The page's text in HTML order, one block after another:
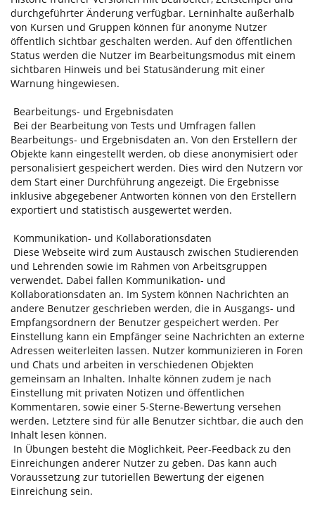
durchgeführter Änderung verfügbar. Lerninhalte außerhalb
von Kursen und Gruppen können für anonyme Nutzer
öffentlich sichtbar geschalten werden. Auf den öffentlichen
Status werden die Nutzer im Bearbeitungsmodus mit einem
sichtbaren Hinweis und bei Statusänderung mit einer
Warnung hingewiesen.
Bearbeitungs- und Ergebnisdaten
Bei der Bearbeitung von Tests und Umfragen fallen
Bearbeitungs- und Ergebnisdaten an. Von den Erstellern der
Objekte kann eingestellt werden, ob diese anonymisiert oder
personalisiert gespeichert werden. Dies wird den Nutzern vor
dem Start einer Durchführung angezeigt. Die Ergebnisse
inklusive abgegebener Antworten können von den Erstellern
exportiert und statistisch ausgewertet werden.
Kommunikation- und Kollaborationsdaten
Diese Webseite wird zum Austausch zwischen Studierenden
und Lehrenden sowie im Rahmen von Arbeitsgruppen
verwendet. Dabei fallen Kommunikation- und
Kollaborationsdaten an. Im System können Nachrichten an
andere Benutzer geschrieben werden, die in Ausgangs- und
Empfangsordnern der Benutzer gespeichert werden. Per
Einstellung kann ein Empfänger seine Nachrichten an externe
Adressen weiterleiten lassen. Nutzer kommunizieren in Foren
und Chats und arbeiten in verschiedenen Objekten
gemeinsam an Inhalten. Inhalte können zudem je nach
Einstellung mit privaten Notizen und öffentlichen
Kommentaren, sowie einer 5-Sterne-Bewertung versehen
werden. Letztere sind für alle Benutzer sichtbar, die auch den
Inhalt lesen können.
In Übungen besteht die Möglichkeit, Peer-Feedback zu den
Einreichungen anderer Nutzer zu geben. Das kann auch
Voraussetzung zur tutoriellen Bewertung der eigenen
Einreichung sein.